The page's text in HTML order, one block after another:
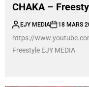
CHAKA –
EJY MEDIA 18 MARS
https://
Freestyle EJY MEDIA